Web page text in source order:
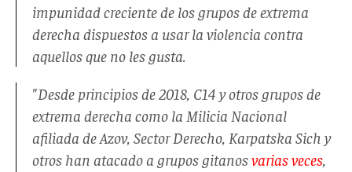
impunidad creciente de los grupos de extrema
derecha dispuestos a usar la violencia contra
aquellos que no les gusta.
"Desde principios de 2018, C14 y otros grupos de
extrema derecha como la Milicia Nacional
afiliada de Azov, Sector Derecho, Karpatska Sich y
otros han atacado a grupos gitanosvarias veces